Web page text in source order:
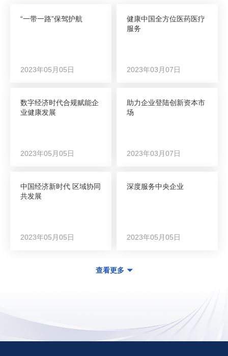
“一带一路”保驾护航
2023年05月05日
健康中国全方位医药医疗
服务
2023年03月07日
数字经济时代合规赋能企
业健康发展
2023年05月05日
助力企业登陆创新资本市
场
2023年03月07日
中国经济新时代 区域协同
共发展
2023年05月05日
深度服务中央企业
2023年05月05日
查看更多